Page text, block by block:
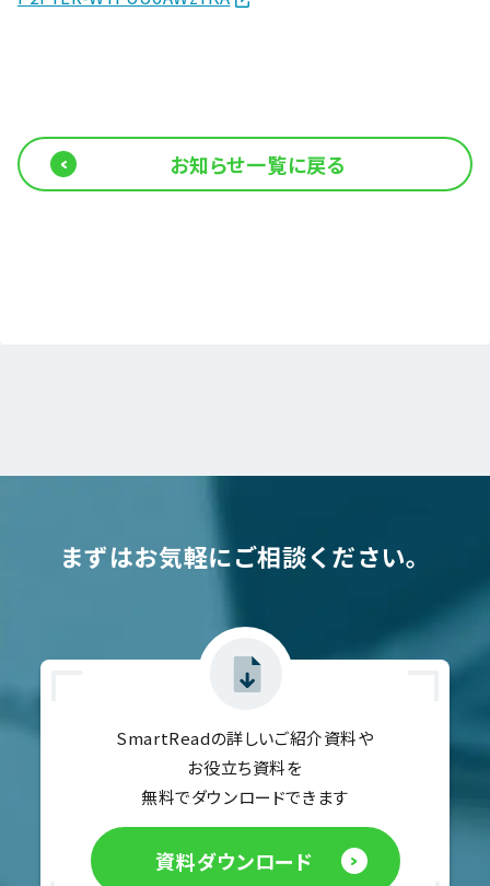
お知らせ一覧に戻る
まずはお気軽にご相談ください。
SmartReadの詳しいご紹介資料や
お役立ち資料を
無料でダウンロードできます
資料ダウンロード